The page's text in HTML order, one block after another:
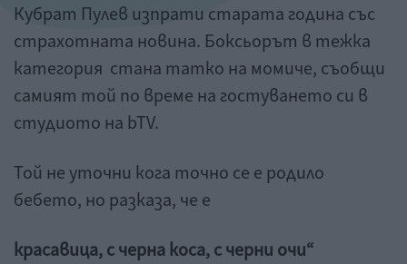
Кубрат Пулев изпрати старата година със
страхотната новина. Боксьорът в тежка
категория стана татко на момиче, съобщи
самият той по време на гостуването си в
студиото на bTV.
Той не уточни кога точно се е родило
бебето, но разказа, че е
красавица, с черна коса, с черни очи“